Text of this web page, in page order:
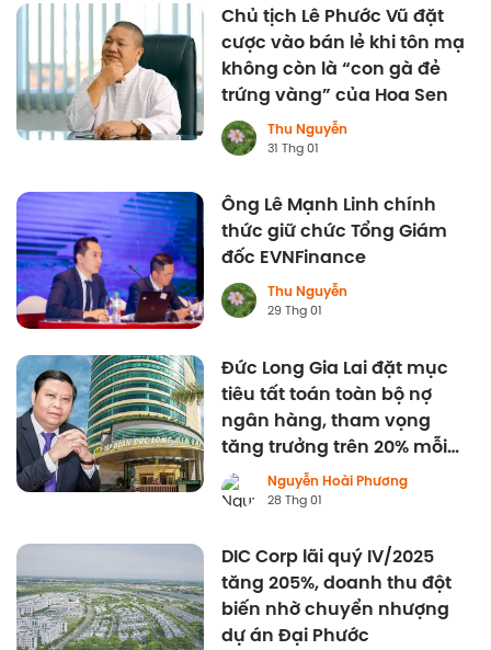
Chủ tịch Lê Phước Vũ đặt
cược vào bán lẻ khi tôn mạ
không còn là “con gà đẻ
trứng vàng” của Hoa Sen
Thu Nguyễn
31 Thg 01
Ông Lê Mạnh Linh chính
thức giữ chức Tổng Giám
đốc EVNFinance
Thu Nguyễn
29 Thg 01
Đức Long Gia Lai đặt mục
tiêu tất toán toàn bộ nợ
ngân hàng, tham vọng
tăng trưởng trên 20% mỗi
năm
Nguyễn Hoài Phương
28 Thg 01
DIC Corp lãi quý IV/2025
tăng 205%, doanh thu đột
biến nhờ chuyển nhượng
dự án Đại Phước